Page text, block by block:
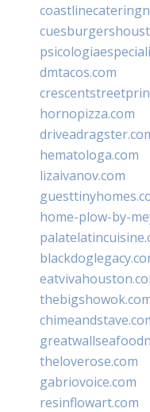
dmtacos.com
hornopizza.com
hematologa.com
lizaivanov.com
home-plow-by-
theloverose.com
gabriovoice.com
resinflowart.com